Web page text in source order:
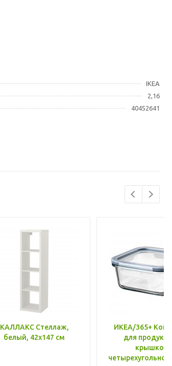
IKEA
2,16
40452641
КАЛЛАКС Стеллаж,
белый, 42x147 см
ИКЕА/365+
для
крышкой,